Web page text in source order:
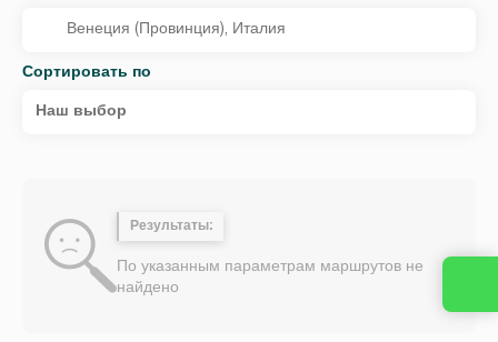
Сортировать по
Наш выбор
Результаты:
По указанным параметрам маршрутов не
найдено